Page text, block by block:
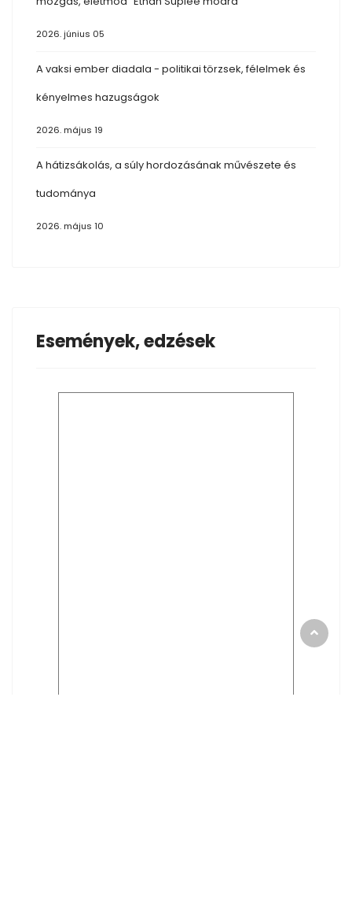
2026. június 05
A vaksi ember diadala - politikai törzsek, félelmek és
kényelmes hazugságok
2026. május 19
A hátizsákolás, a súly hordozásának művészete és
tudománya
2026. május 10
Események, edzések